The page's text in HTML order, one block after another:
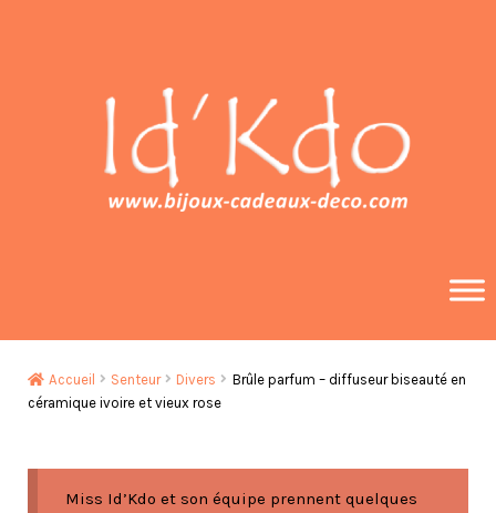
Accueil Senteur Divers
Brûle parfum – diffuseur biseauté en
céramique ivoire et vieux rose
Miss Id’Kdo et son équipe prennent quelques